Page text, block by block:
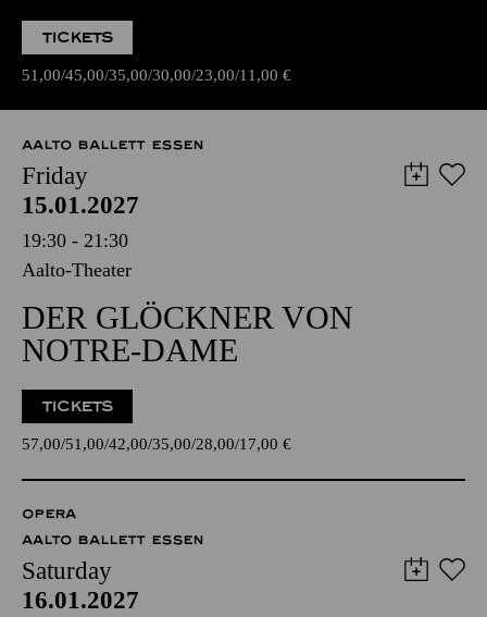
TICKETS
51,00 45,00 35,00 30,00 23,00 11,00 €
AALTO BALLETT ESSEN
Friday
15.01.2027
19:30 - 21:30
Aalto-Theater
DER GLÖCKNER VON
NOTRE-DAME
TICKETS
57,00 51,00 42,00 35,00 28,00 17,00 €
OPERA
AALTO BALLETT ESSEN
Saturday
16.01.2027